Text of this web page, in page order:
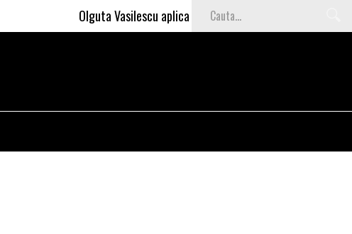
Olguta Vasilescu aplica invataturile lui Nea Marin: